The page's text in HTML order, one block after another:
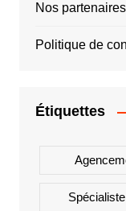
Nos
Politique de
Étiquettes